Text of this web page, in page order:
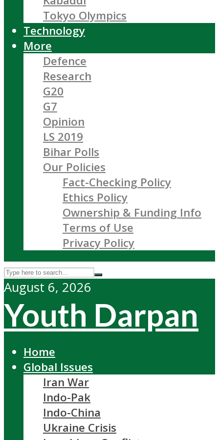
Tokyo Olympics
Technology
More
Defence
Research
G20
G7
Opinion
LS 2019
Bihar Polls
Our Policies
Fact-Checking Policy
Ethics Policy
Ownership & Funding Info
Terms of Use
Privacy Policy
August 6, 2026
Youth Darpan
Home
Global Issues
Iran War
Indo-Pak
Indo-China
Ukraine Crisis